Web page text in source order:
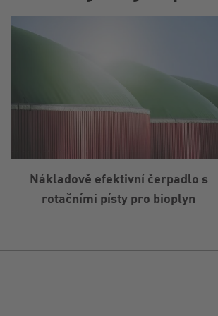
Nákladově efektivní čerpadlo s
rotačními písty pro bioplyn